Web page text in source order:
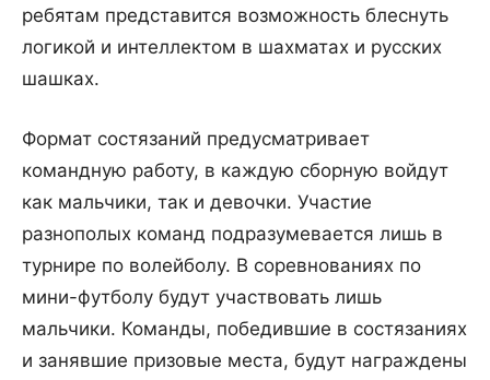
ребятам представится возможность блеснуть
логикой и интеллектом в шахматах и русских
шашках.
Формат состязаний предусматривает
командную работу, в каждую сборную войдут
как мальчики, так и девочки. Участие
разнополых команд подразумевается лишь в
турнире по волейболу. В соревнованиях по
мини-футболу будут участвовать лишь
мальчики. Команды, победившие в состязаниях
и занявшие призовые места, будут награждены